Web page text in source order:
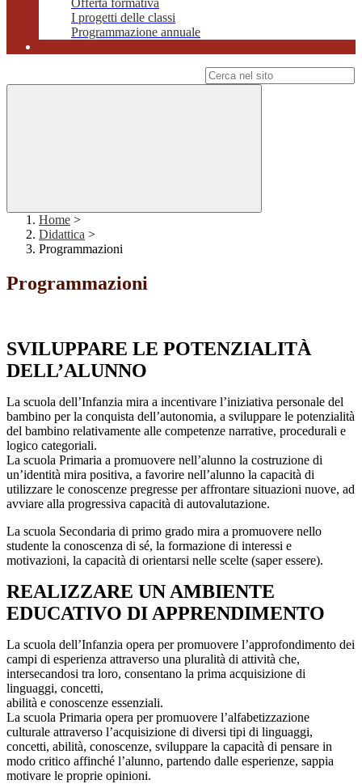
Offerta formativa
I progetti delle classi
Programmazione annuale
Home >
Didattica >
Programmazioni
Programmazioni
SVILUPPARE LE POTENZIALITÀ
DELL’ALUNNO
La scuola dell’Infanzia mira a incentivare l’iniziativa personale del
bambino per la conquista dell’autonomia, a sviluppare le potenzialità
del bambino relativamente alle competenze narrative, procedurali e
logico categoriali.
La scuola Primaria a promuovere nell’alunno la costruzione di
un’identità mira positiva, a favorire nell’alunno la capacità di
utilizzare le conoscenze pregresse per affrontare situazioni nuove, ad
avviare alla progressiva capacità di autovalutazione.
La scuola Secondaria di primo grado mira a promuovere nello
studente la conoscenza di sé, la formazione di interessi e
motivazioni, la capacità di orientarsi nelle scelte (saper essere).
REALIZZARE UN AMBIENTE
EDUCATIVO DI APPRENDIMENTO
La scuola dell’Infanzia opera per promuovere l’approfondimento dei
campi di esperienza attraverso una pluralità di attività che,
intersecandosi tra loro, consentano la prima acquisizione di
linguaggi, concetti,
abilità e conoscenze essenziali.
La scuola Primaria opera per promuovere l’alfabetizzazione
culturale attraverso l’acquisizione di diversi tipi di linguaggi,
concetti, abilità, conoscenze, sviluppare la capacità di pensare in
modo critico affinché l’alunno, partendo dalle esperienze, sappia
motivare le proprie opinioni.